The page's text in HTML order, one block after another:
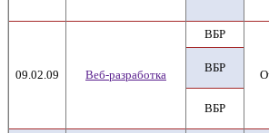
09.02.09 Веб-разработка
ВБР
ВБР
ВБР